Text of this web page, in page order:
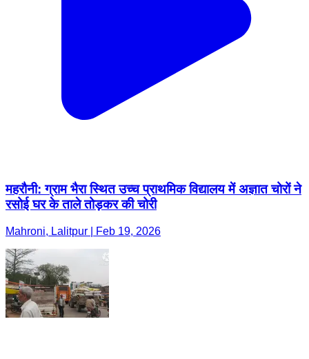
महरौनी: ग्राम भैरा स्थित उच्च प्राथमिक विद्यालय में अज्ञात चोरों ने
रसोई घर के ताले तोड़कर की चोरी
Mahroni, Lalitpur | Feb 19, 2026